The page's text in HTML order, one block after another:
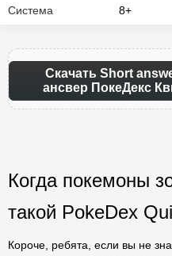
Система 8+
Скачать Short
ансвер ПокеДекс
Когда покемоны
такой PokeDex
Короче, ребята, если вы не